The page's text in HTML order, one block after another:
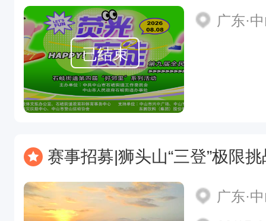
已结束
广东·
赛事招募|狮头山“三登”极限挑
广东·